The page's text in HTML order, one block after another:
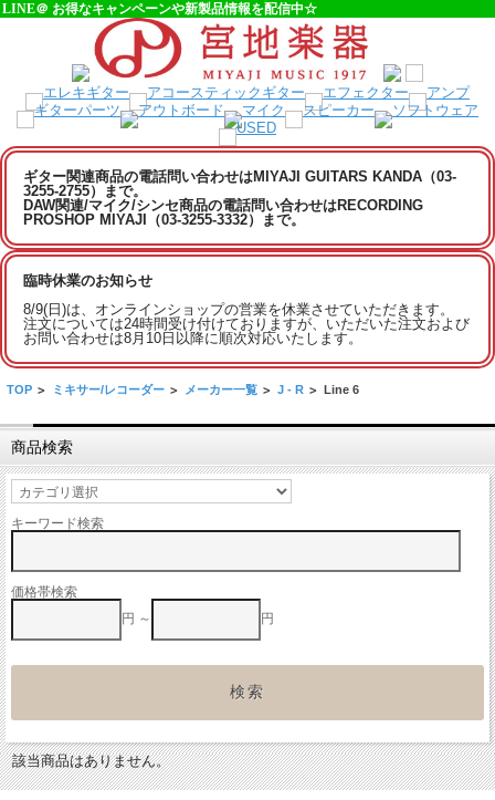
LINE＠ お得なキャンペーンや新製品情報を配信中☆
ギター関連商品の電話問い合わせはMIYAJI GUITARS KANDA（03-
3255-2755）まで。
DAW関連/マイク/シンセ商品の電話問い合わせはRECORDING
PROSHOP MIYAJI（03-3255-3332）まで。
臨時休業のお知らせ
8/9(日)は、オンラインショップの営業を休業させていただきます。
注文については24時間受け付けておりますが、いただいた注文および
お問い合わせは8月10日以降に順次対応いたします。
TOP > ミキサー/レコーダー > メーカー一覧 > J - R > Line 6
商品検索
キーワード検索
価格帯検索
円 ～
円
該当商品はありません。